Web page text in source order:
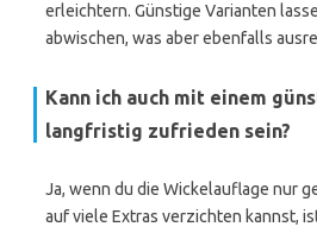
erleichtern. Günstige Varianten
abwischen, was aber ebenfalls
Kann ich auch mit einem
langfristig zufrieden sein?
Ja, wenn du die Wickelauflage nur
auf viele Extras verzichten kannst,